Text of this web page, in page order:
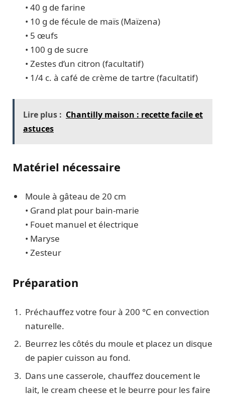
• 40 g de farine
• 10 g de fécule de maïs (Maïzena)
• 5 œufs
• 100 g de sucre
• Zestes d’un citron (facultatif)
• 1/4 c. à café de crème de tartre (facultatif)
Lire plus : Chantilly maison : recette facile et
astuces
Matériel nécessaire
Moule à gâteau de 20 cm
• Grand plat pour bain-marie
• Fouet manuel et électrique
• Maryse
• Zesteur
Préparation
Préchauffez votre four à 200 °C en convection
naturelle.
Beurrez les côtés du moule et placez un disque
de papier cuisson au fond.
Dans une casserole, chauffez doucement le
lait, le cream cheese et le beurre pour les faire